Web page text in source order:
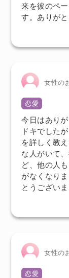
来を彼のペ
す。ありがと
女性の
恋愛
今日はあり
ドキでした
を詳しく教
な人がいて
ど、他の人
がなくなり
とうございま
女性の
恋愛